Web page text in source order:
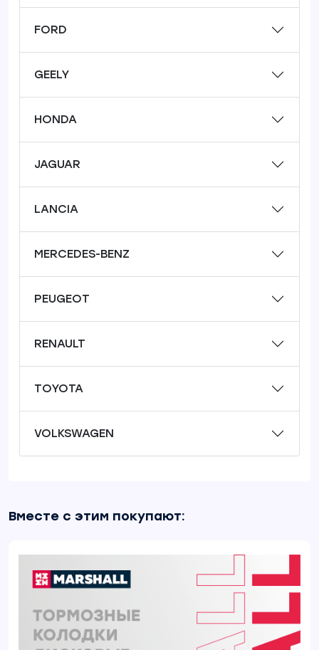
FORD
GEELY
HONDA
JAGUAR
LANCIA
MERCEDES-BENZ
PEUGEOT
RENAULT
TOYOTA
VOLKSWAGEN
Вместе с этим покупают: